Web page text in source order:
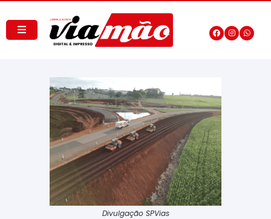
Divulgação SPVias